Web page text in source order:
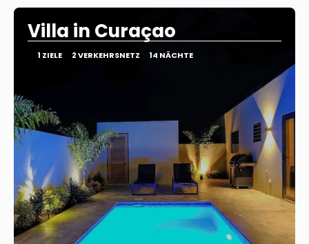
Villa in Curaçao
1 ZIELE 2 VERKEHRSNETZ 14 NÄCHTE